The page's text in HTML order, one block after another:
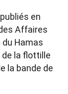
en
Affaires
Hamas
la flottille
la bande de